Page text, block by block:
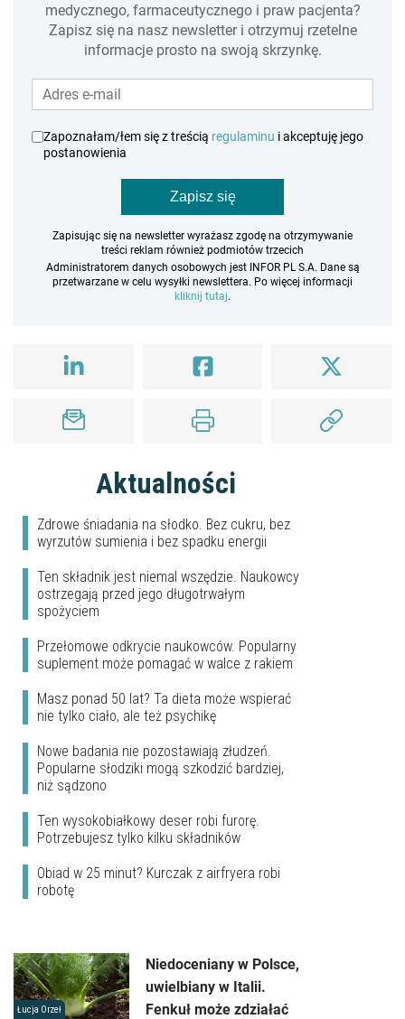
medycznego, farmaceutycznego i praw pacjenta?
Zapisz się na nasz newsletter i otrzymuj rzetelne
informacje prosto na swoją skrzynkę.
Zapoznałam/łem się z treścią regulaminu i akceptuję jego
postanowienia
Zapisz się
Zapisując się na newsletter wyrażasz zgodę na otrzymywanie
treści reklam również podmiotów trzecich
Administratorem danych osobowych jest INFOR PL S.A. Dane są
przetwarzane w celu wysyłki newslettera. Po więcej informacji
kliknij tutaj.
Aktualności
Zdrowe śniadania na słodko. Bez cukru, bez
wyrzutów sumienia i bez spadku energii
Ten składnik jest niemal wszędzie. Naukowcy
ostrzegają przed jego długotrwałym
spożyciem
Przełomowe odkrycie naukowców. Popularny
suplement może pomagać w walce z rakiem
Masz ponad 50 lat? Ta dieta może wspierać
nie tylko ciało, ale też psychikę
Nowe badania nie pozostawiają złudzeń.
Popularne słodziki mogą szkodzić bardziej,
niż sądzono
Ten wysokobiałkowy deser robi furorę.
Potrzebujesz tylko kilku składników
Obiad w 25 minut? Kurczak z airfryera robi
robotę
Łucja Orzeł
Niedoceniany w Polsce,
uwielbiany w Italii.
Fenkuł może zdziałać